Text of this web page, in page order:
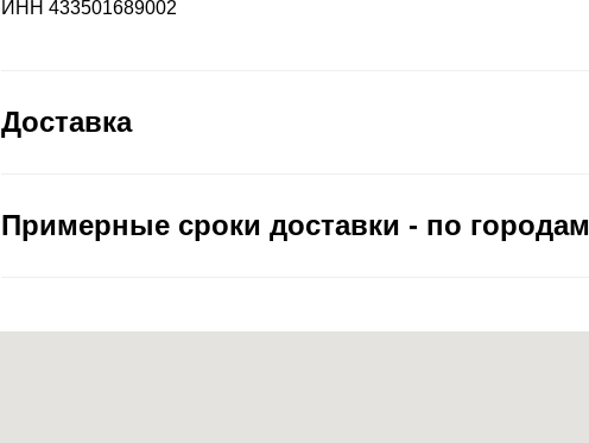
ИНН 433501689002
Доставка
Примерные сроки доставки - по городам